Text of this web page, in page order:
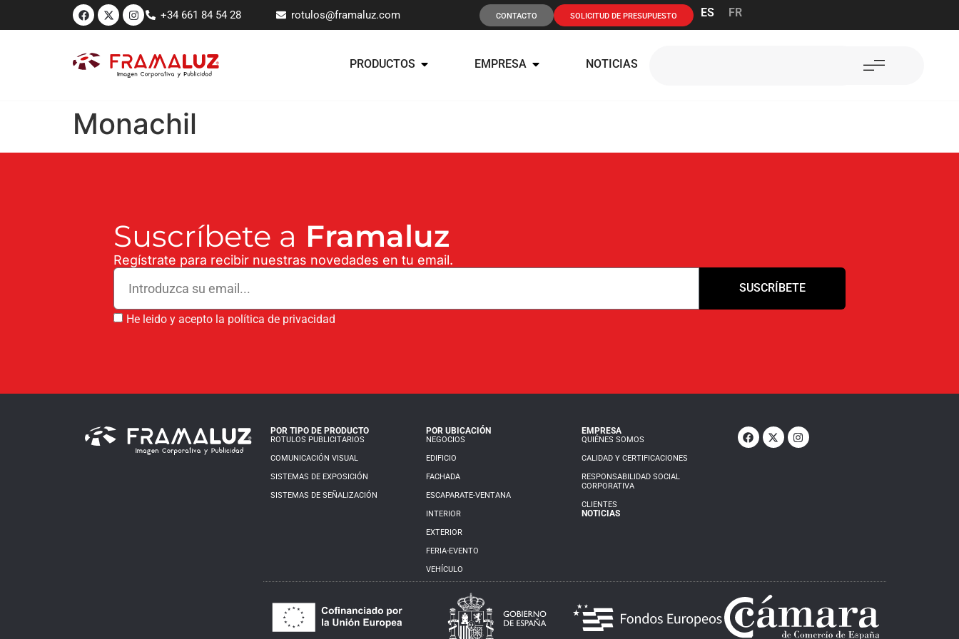
+34 661 84 54 28 rotulos@framaluz.com CONTACTO SOLICITUD DE PRESUPUESTO ES FR
PRODUCTOS EMPRESA NOTICIAS
Monachil
Suscríbete a Framaluz
Regístrate para recibir nuestras novedades en tu email.
He leido y acepto la política de privacidad
SUSCRÍBETE
POR TIPO DE PRODUCTO
ROTULOS PUBLICITARIOS
COMUNICACIÓN VISUAL
SISTEMAS DE EXPOSICIÓN
SISTEMAS DE SEÑALIZACIÓN
POR UBICACIÓN
NEGOCIOS
EDIFICIO
FACHADA
ESCAPARATE-VENTANA
INTERIOR
EXTERIOR
FERIA-EVENTO
VEHÍCULO
EMPRESA
QUIÉNES SOMOS
CALIDAD Y CERTIFICACIONES
RESPONSABILIDAD SOCIAL
CORPORATIVA
CLIENTES
NOTICIAS